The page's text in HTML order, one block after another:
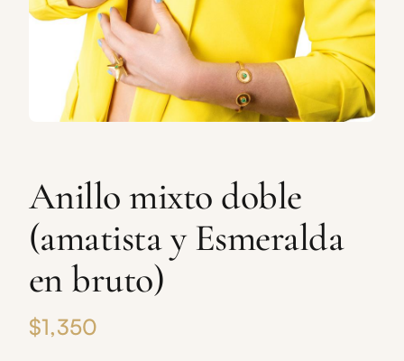
Anillo mixto doble
(amatista y Esmeralda
en bruto)
$1,350